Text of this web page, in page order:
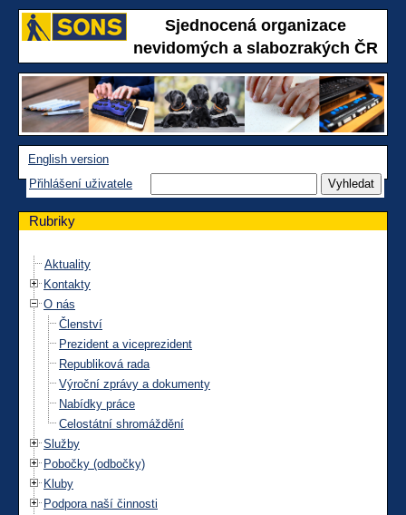
Sjednocená organizace
nevidomých a slabozrakých ČR
English version
Přihlášení uživatele
Rubriky
Aktuality
Kontakty
O nás
Členství
Prezident a viceprezident
Republiková rada
Výroční zprávy a dokumenty
Nabídky práce
Celostátní shromáždění
Služby
Pobočky (odbočky)
Kluby
Podpora naší činnosti